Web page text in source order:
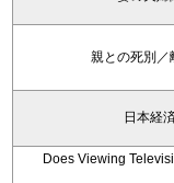
親との死別／
日本経
Does Viewing